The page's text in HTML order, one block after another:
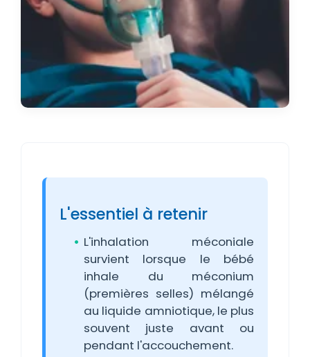
L'essentiel à retenir
L'inhalation méconiale
survient lorsque le bébé
inhale du méconium
(premières selles) mélangé
au liquide amniotique, le plus
souvent juste avant ou
pendant l'accouchement.